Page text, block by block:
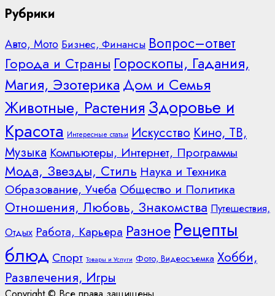
Рубрики
Авто, Мото Бизнес, Финансы Вопрос–ответ
Города и Страны Гороскопы, Гадания,
Магия, Эзотерика Дом и Семья
Животные, Растения Здоровье и
Красота Интересные статьи Искусство Кино, ТВ,
Музыка Компьютеры, Интернет, Программы
Мода, Звезды, Стиль Наука и Техника
Образование, Учеба Общество и Политика
Отношения, Любовь, Знакомства Путешествия,
Отдых Работа, Карьера Разное Рецепты
блюд Спорт Товары и Услуги Фото, Видеосъемка Хобби,
Развлечения, Игры